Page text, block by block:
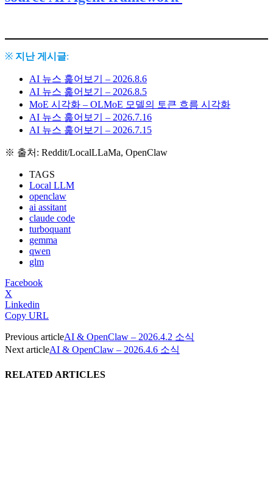
※ 지난 게시글:
AI 뉴스 훑어보기 – 2026.8.6
AI 뉴스 훑어보기 – 2026.8.5
MoE 시각화 – OLMoE 모델의 토큰 흐름 시각화
AI 뉴스 훑어보기 – 2026.7.16
AI 뉴스 훑어보기 – 2026.7.15
※ 출처: Reddit/LocalLLaMa, OpenClaw
TAGS
Local LLM
openclaw
ai assitant
claude code
turboquant
gemma
qwen
glm
Facebook
X
Linkedin
Copy URL
Previous articleAI & OpenClaw – 2026.4.2 소식
Next articleAI & OpenClaw – 2026.4.6 소식
RELATED ARTICLES